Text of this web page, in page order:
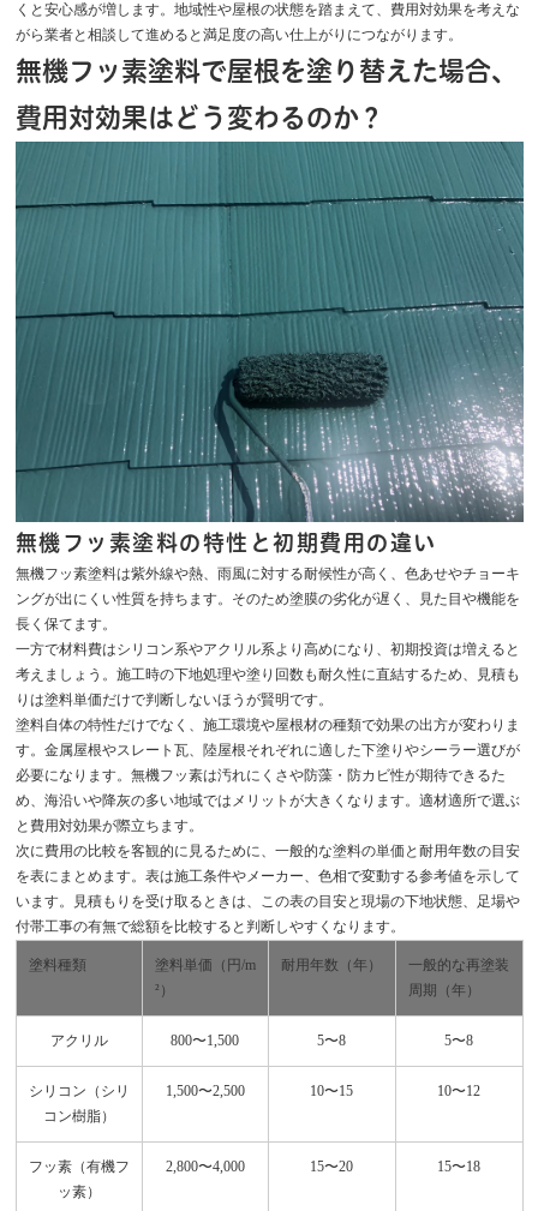
くと安心感が増します。地域性や屋根の状態を踏まえて、費用対効果を考えな
がら業者と相談して進めると満足度の高い仕上がりにつながります。
無機フッ素塗料で屋根を塗り替えた場合、
費用対効果はどう変わるのか？
無機フッ素塗料の特性と初期費用の違い
無機フッ素塗料は紫外線や熱、雨風に対する耐候性が高く、色あせやチョーキ
ングが出にくい性質を持ちます。そのため塗膜の劣化が遅く、見た目や機能を
長く保てます。
一方で材料費はシリコン系やアクリル系より高めになり、初期投資は増えると
考えましょう。施工時の下地処理や塗り回数も耐久性に直結するため、見積も
りは塗料単価だけで判断しないほうが賢明です。
塗料自体の特性だけでなく、施工環境や屋根材の種類で効果の出方が変わりま
す。金属屋根やスレート瓦、陸屋根それぞれに適した下塗りやシーラー選びが
必要になります。無機フッ素は汚れにくさや防藻・防カビ性が期待できるた
め、海沿いや降灰の多い地域ではメリットが大きくなります。適材適所で選ぶ
と費用対効果が際立ちます。
次に費用の比較を客観的に見るために、一般的な塗料の単価と耐用年数の目安
を表にまとめます。表は施工条件やメーカー、色相で変動する参考値を示して
います。見積もりを受け取るときは、この表の目安と現場の下地状態、足場や
付帯工事の有無で総額を比較すると判断しやすくなります。
塗料種類
塗料単価（円/m
²）
耐用年数（年）
一般的な再塗装
周期（年）
アクリル 800〜1,500 5〜8 5〜8
シリコン（シリ
コン樹脂）
1,500〜2,500 10〜15 10〜12
フッ素（有機フ
ッ素）
2,800〜4,000 15〜20 15〜18